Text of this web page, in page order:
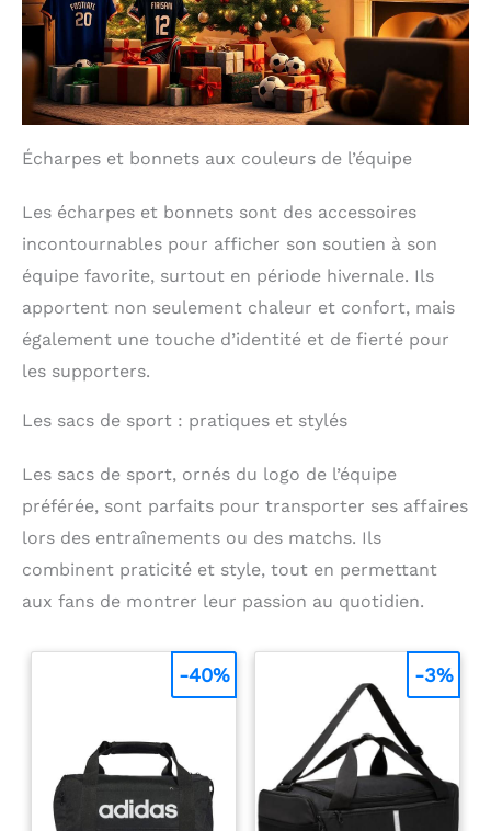
personnalisé pour enfant
ou un ensemble de foot
complet, vous bénéficiez
d'un look stylé et
confortable pour toutes
les occasions.
Écharpes et bonnets aux couleurs de l’équipe
Les écharpes et bonnets sont des accessoires
incontournables pour afficher son soutien à son
équipe favorite, surtout en période hivernale. Ils
apportent non seulement chaleur et confort, mais
également une touche d’identité et de fierté pour
les supporters.
Les sacs de sport : pratiques et stylés
Les sacs de sport, ornés du logo de l’équipe
préférée, sont parfaits pour transporter ses affaires
lors des entraînements ou des matchs. Ils
combinent praticité et style, tout en permettant
aux fans de montrer leur passion au quotidien.
-40% -3%